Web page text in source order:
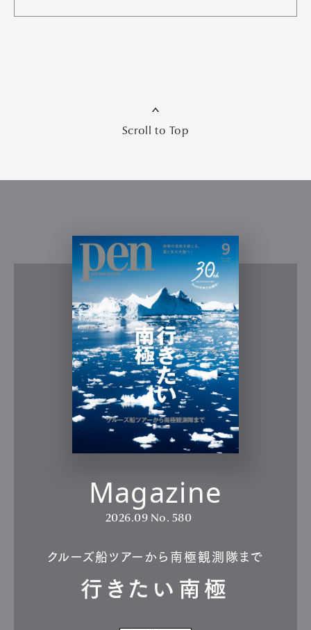
Scroll to Top
Magazine
2026.09 No. 580
クルーズ船ツアーから南極観測隊まで
行きたい南極